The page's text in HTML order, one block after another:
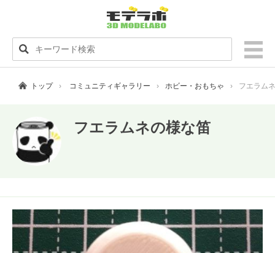
トップ コミュニティギャラリー ホビー・おもちゃ フエラム
フエラムネの様な笛